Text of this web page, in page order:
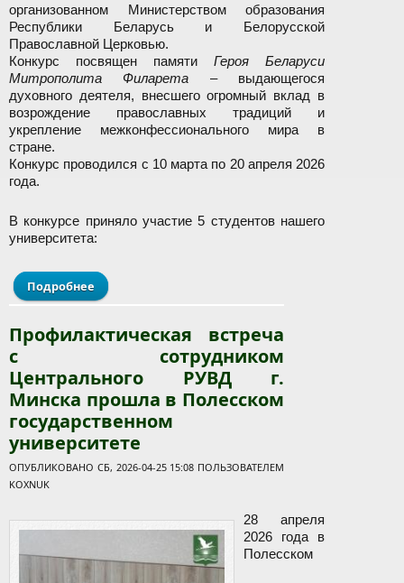
организованном Министерством образования
Республики Беларусь и Белорусской
Православной Церковью.
Конкурс посвящен памяти Героя Беларуси
Митрополита Филарета – выдающегося
духовного деятеля, внесшего огромный вклад в
возрождение православных традиций и
укрепление межконфессионального мира в
стране.
Конкурс проводился с 10 марта по 20 апреля 2026
года.
В конкурсе приняло участие 5 студентов нашего
университета:
Подробнее о Студенты ПолесГУ приняли участие в конкурсе
"Родник духовного наследия", организованном
Беларусь и Белорусской Православной Церковью
Профилактическая встреча
с сотрудником
Центрального РУВД г.
Минска прошла в Полесском
государственном
университете
ОПУБЛИКОВАНО СБ, 2026-04-25 15:08 ПОЛЬЗОВАТЕЛЕМ
KOXNUK
28 апреля
2026 года в
Полесском